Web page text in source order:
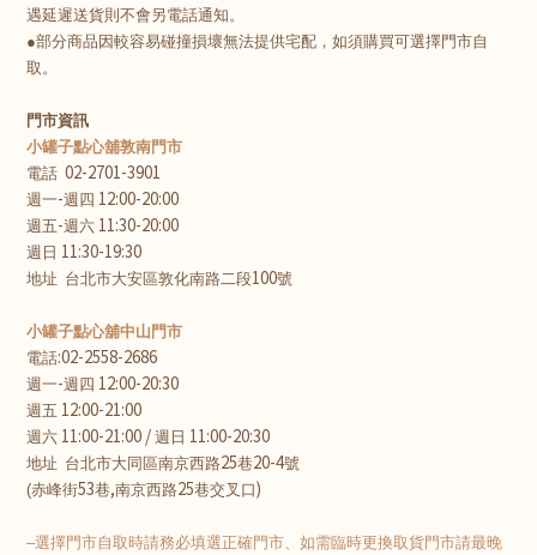
遇延遲送貨則不會另電話通知。
●部分商品因較容易碰撞損壞無法提供宅配，如須購買可選擇門市自
取。
門市資訊
小罐子點心舖敦南門市
電話 02-2701-3901
週一-週四 12:00-20:00
週五-週六 11:30-20:00
週日 11:30-19:30
地址 台北市大安區敦化南路二段100號
小罐子點心舖中山門市
電話:02-2558-2686
週一-週四 12:00-20:30
週五 12:00-21:00
週六 11:00-21:00 / 週日 11:00-20:30
地址 台北市大同區南京西路25巷20-4號
(赤峰街53巷,南京西路25巷交叉口)
–選擇門市自取時請務必填選正確門市、如需臨時更換取貨門市請最晚